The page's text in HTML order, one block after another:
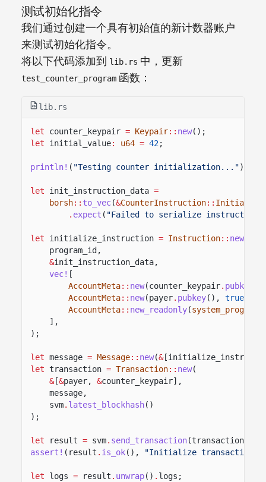
测试初始化指令
我们通过创建一个具有初始值的新计数器账户
来测试初始化指令。
将以下代码添加到
lib.rs 中，更新
test_counter_program 函数：
lib.rs
let counter_keypair = Keypair:: new();
let
initial_value: u64 = 42;
println! ( "Testing counter initialization...");
let init_instruction_data =
borsh:: to_vec(&CounterInstruction::
. expect ( "Failed to serialize instruction"
let initialize_instruction = Instruction::
program_id,
&init_instruction_data,
vec! [
AccountMeta:: new(counter_keypair. pubkey
AccountMeta:: new(payer. pubkey(), true
AccountMeta:: new_readonly(system_program
],
);
let message = Message:: new(&
let transaction = Transaction:: new(
&[&payer, &counter_keypair],
message,
svm. latest_blockhash()
);
let result = svm. send_transaction(transaction);
assert! (result . is_ok(), "Initialize transaction
let logs = result . unwrap() . logs;